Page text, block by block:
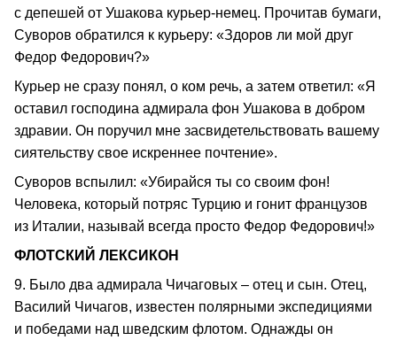
с депешей от Ушакова курьер-немец. Прочитав бумаги,
Суворов обратился к курьеру: «Здоров ли мой друг
Федор Федорович?»
Курьер не сразу понял, о ком речь, а затем ответил: «Я
оставил господина адмирала фон Ушакова в добром
здравии. Он поручил мне засвидетельствовать вашему
сиятельству свое искреннее почтение».
Суворов вспылил: «Убирайся ты со своим фон!
Человека, который потряс Турцию и гонит французов
из Италии, называй всегда просто Федор Федорович!»
ФЛОТСКИЙ ЛЕКСИКОН
9. Было два адмирала Чичаговых – отец и сын. Отец,
Василий Чичагов, известен полярными экспедициями
и победами над шведским флотом. Однажды он